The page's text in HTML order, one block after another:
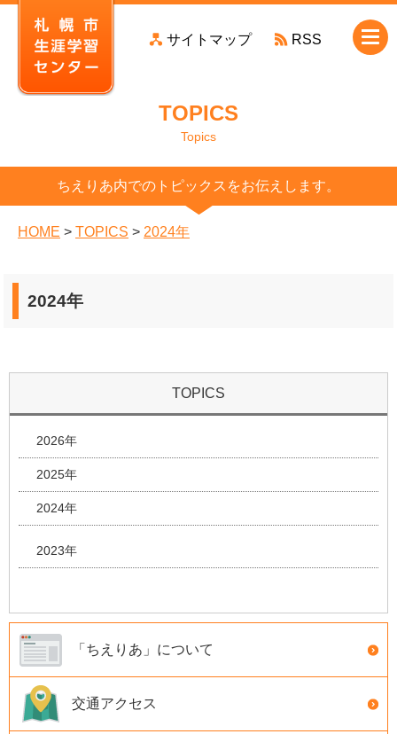
サイトマップ RSS
TOPICS
Topics
ちえりあ内でのトピックスをお伝えします。
HOME > TOPICS > 2024年
2024年
TOPICS
2026年
2025年
2024年
2023年
「ちえりあ」について
交通アクセス